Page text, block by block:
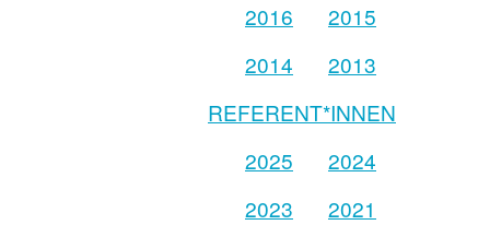
2016
2015
2014
2013
REFERENT*INNEN
2025
2024
2023
2021